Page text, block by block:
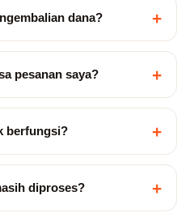
dana? +
pesanan saya? +
berfungsi? +
diproses? +